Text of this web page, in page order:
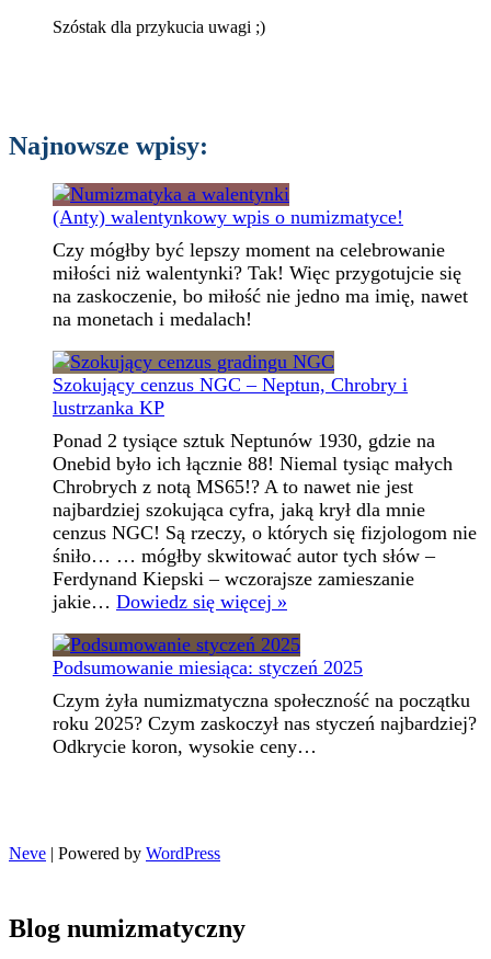
Szóstak dla przykucia uwagi ;)
Najnowsze wpisy:
(Anty) walentynkowy wpis o numizmatyce!
Czy mógłby być lepszy moment na celebrowanie
miłości niż walentynki? Tak! Więc przygotujcie się
na zaskoczenie, bo miłość nie jedno ma imię, nawet
na monetach i medalach!
Szokujący cenzus NGC – Neptun, Chrobry i
lustrzanka KP
Ponad 2 tysiące sztuk Neptunów 1930, gdzie na
Onebid było ich łącznie 88! Niemal tysiąc małych
Chrobrych z notą MS65!? A to nawet nie jest
najbardziej szokująca cyfra, jaką krył dla mnie
cenzus NGC! Są rzeczy, o których się fizjologom nie
śniło… … mógłby skwitować autor tych słów –
Ferdynand Kiepski – wczorajsze zamieszanie
jakie… Dowiedz się więcej »
NGC
–
Neptun,
Chrobry
lustrzanka
Podsumowanie miesiąca: styczeń 2025
Czym żyła numizmatyczna społeczność na początku
roku 2025? Czym zaskoczył nas styczeń najbardziej?
Odkrycie koron, wysokie ceny…
Neve | Powered by WordPress
Blog numizmatyczny